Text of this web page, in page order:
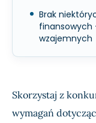
Brak
finansowych
wzajemnych
Skorzystaj z
wymagań